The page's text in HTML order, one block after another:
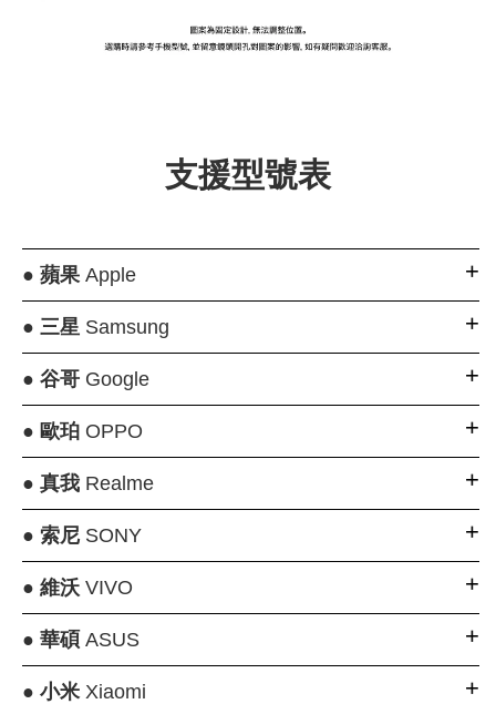
支援型號表
● 蘋果Apple
● 三星Samsung
● 谷哥Google
● 歐珀OPPO
● 真我Realme
● 索尼SONY
● 維沃VIVO
● 華碩 ASUS
● 小米Xiaomi